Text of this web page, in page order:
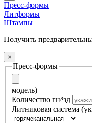
Пресс-формы
Литформы
Штампы
Получить
×
Пресс-формы
модель)
Количество гнёзд
Литниковая система